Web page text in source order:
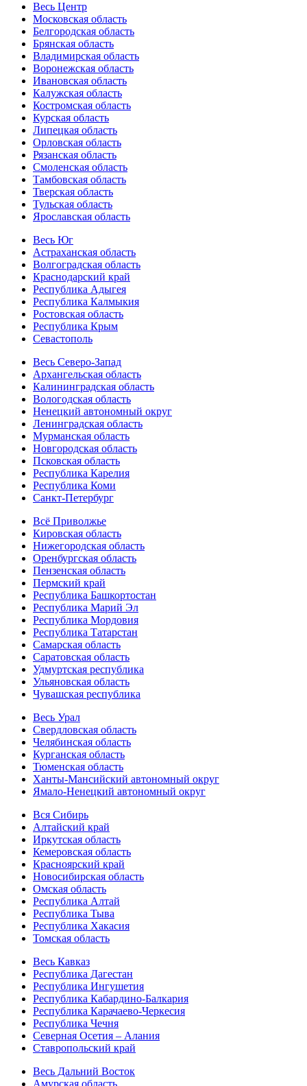
Весь Центр
Московская область
Белгородская область
Брянская область
Владимирская область
Воронежская область
Ивановская область
Калужская область
Костромская область
Курская область
Липецкая область
Орловская область
Рязанская область
Смоленская область
Тамбовская область
Тверская область
Тульская область
Ярославская область
Весь Юг
Астраханская область
Волгоградская область
Краснодарский край
Республика Адыгея
Республика Калмыкия
Ростовская область
Республика Крым
Севастополь
Весь Северо-Запад
Архангельская область
Калининградская область
Вологодская область
Ненецкий автономный округ
Ленинградская область
Мурманская область
Новгородская область
Псковская область
Республика Карелия
Республика Коми
Санкт-Петербург
Всё Приволжье
Кировская область
Нижегородская область
Оренбургская область
Пензенская область
Пермский край
Республика Башкортостан
Республика Марий Эл
Республика Мордовия
Республика Татарстан
Самарская область
Саратовская область
Удмуртская республика
Ульяновская область
Чувашская республика
Весь Урал
Свердловская область
Челябинская область
Курганская область
Тюменская область
Ханты-Мансийский автономный округ
Ямало-Ненецкий автономный округ
Вся Сибирь
Алтайский край
Иркутская область
Кемеровская область
Красноярский край
Новосибирская область
Омская область
Республика Алтай
Республика Тыва
Республика Хакасия
Томская область
Весь Кавказ
Республика Дагестан
Республика Ингушетия
Республика Кабардино-Балкария
Республика Карачаево-Черкесия
Республика Чечня
Северная Осетия – Алания
Ставропольский край
Весь Дальний Восток
Амурская область